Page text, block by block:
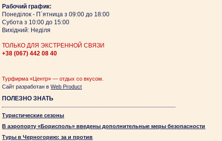
Рабочий график:
Понеділок - П`ятница з 09:00 до 18:00
Субота з 10:00 до 15:00
Вихідний: Неділя
ТОЛЬКО ДЛЯ ЭКСТРЕННОЙ СВЯЗИ
+38 (067)442 08 40
Турфирма «Центр» — отдых со вкусом.
Сайт разработан вWeb Product
ПОЛЕЗНО ЗНАТЬ
Туристические сезоны
В аэропорту «Борисполь» введены дополнительные меры безопасности
Туры в Черногорию: за и против